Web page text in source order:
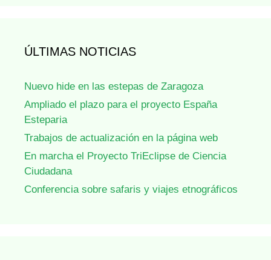
ÚLTIMAS NOTICIAS
Nuevo hide en las estepas de Zaragoza
Ampliado el plazo para el proyecto España
Esteparia
Trabajos de actualización en la página web
En marcha el Proyecto TriEclipse de Ciencia
Ciudadana
Conferencia sobre safaris y viajes etnográficos